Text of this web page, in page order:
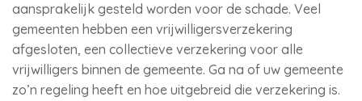
aansprakelijk gesteld worden voor de schade. Veel
gemeenten hebben een vrijwilligersverzekering
afgesloten, een collectieve verzekering voor alle
vrijwilligers binnen de gemeente. Ga na of uw gemeente
zo’n regeling heeft en hoe uitgebreid die verzekering is.